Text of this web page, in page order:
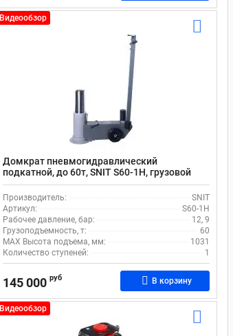
Видеообзор
Домкрат пневмогидравлический
подкатной, до 60т, SNIT S60-1H, грузовой
Производитель:
SNIT
Артикул:
S60-1H
Рабочее давление, бар:
12, 9
Грузоподъемность, т:
60
MAX Высота подъема, мм:
1031
Количество ступеней:
1
145 000 руб В корзину
Видеообзор